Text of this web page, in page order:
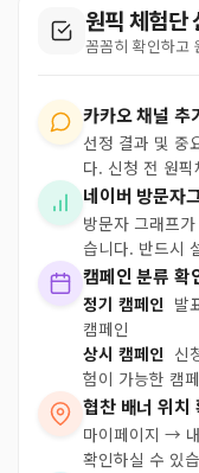
원픽 체험단
꼼꼼히 확인하고
카카오 채널 추
선정 결과 및 중
다. 신청 전 원
네이버 방문자
방문자 그래프
습니다. 반드시
캠페인 분류 확
정기 캠페인 발
캠페인
상시 캠페인 신
험이 가능한 캠
협찬 배너 위치
마이페이지 →
확인하실 수 있